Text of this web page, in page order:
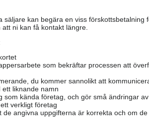
säljare kan begära en viss
ni kan få kontakt längre.
som bekräftar processen att
du kommer sannolikt att
liknande namn
som kända företag, och gör små ändringar
verkligt företag
angivna uppgifterna är korrekta och om